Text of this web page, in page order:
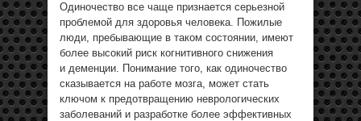
Одиночество все чаще признается серьезной
проблемой для здоровья человека. Пожилые
люди, пребывающие в таком состоянии, имеют
более высокий риск когнитивного снижения
и деменции. Понимание того, как одиночество
сказывается на работе мозга, может стать
ключом к предотвращению неврологических
заболеваний и разработке более эффективных